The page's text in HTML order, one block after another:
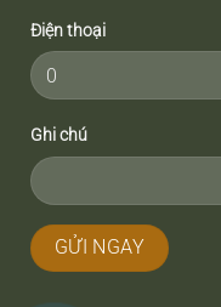
Điện thoại
Ghi chú